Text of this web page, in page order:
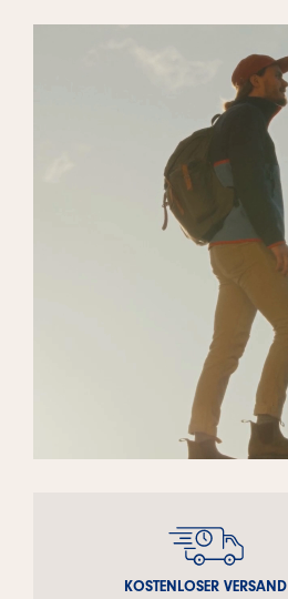
KOSTENLOSER VERSAND